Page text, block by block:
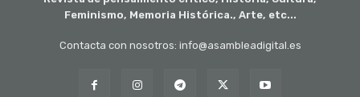
Feminismo, Memoria Histórica., Arte, etc...
Contacta con nosotros: info@asambleadigital.es